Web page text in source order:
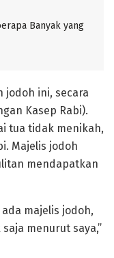
Banyak yang
jodoh ini, secara
Kasep Rabi).
tua tidak menikah,
Majelis jodoh
mendapatkan
ada majelis jodoh,
menurut saya,”